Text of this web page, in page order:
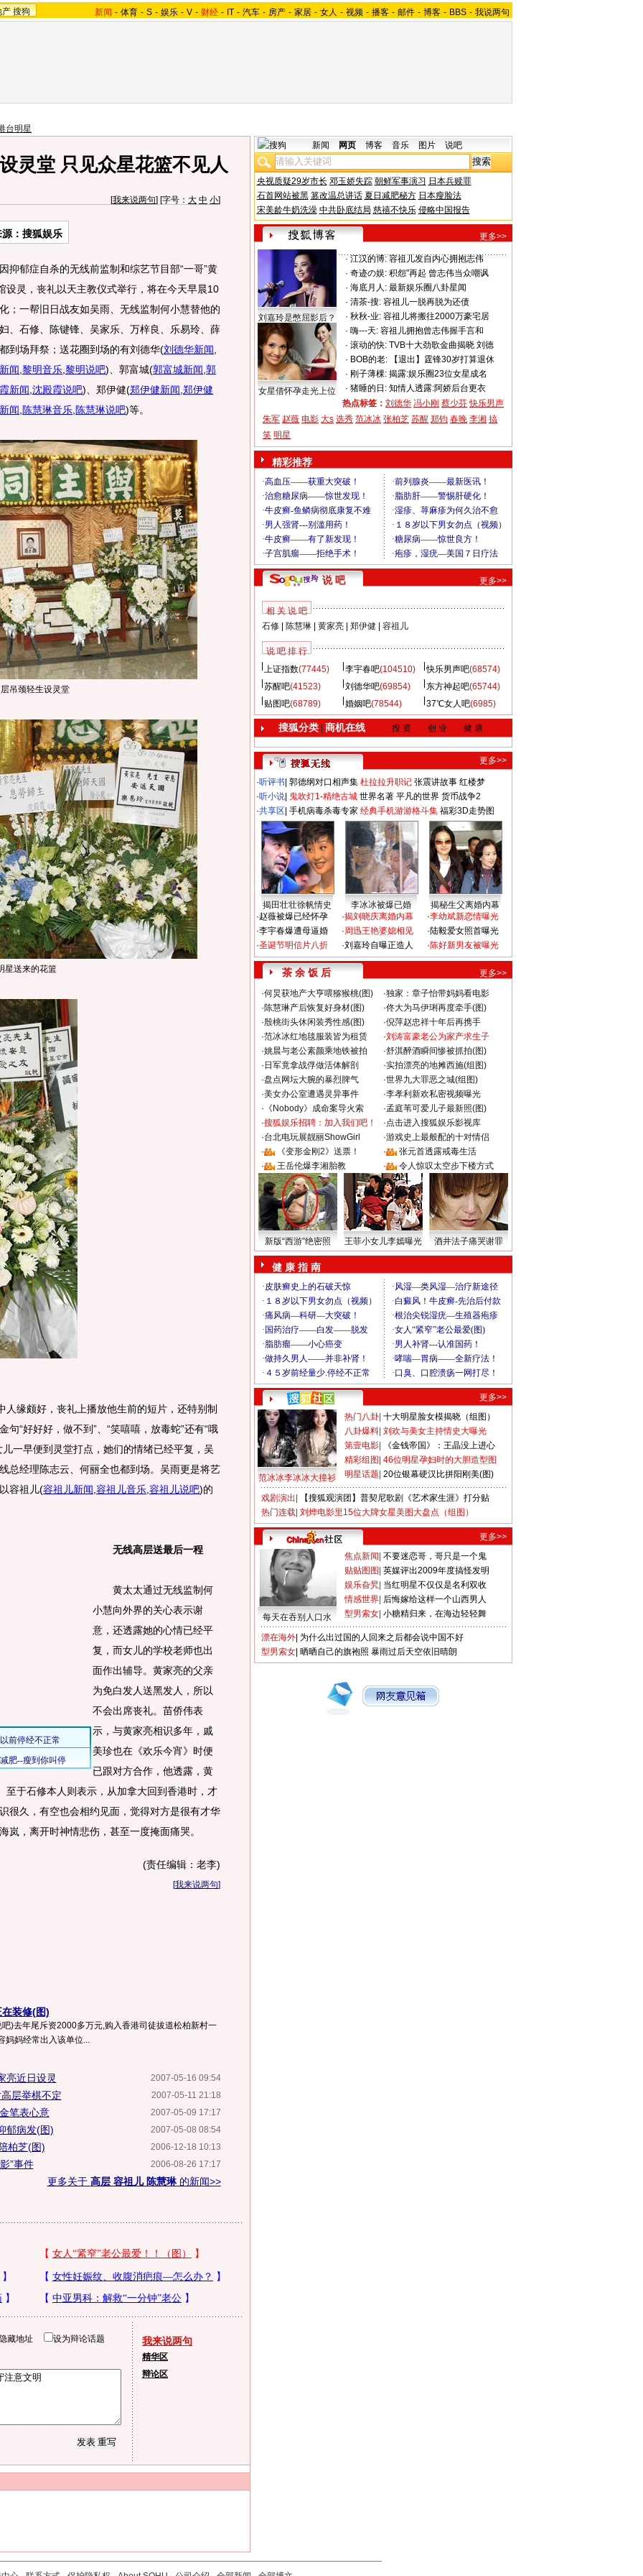
产 搜狗 新闻 - 体育 - S - 娱乐 - V - 财经 - IT - 汽车 - 房产 - 家居 - 女人 - 视频 - 播客 - 邮件 - 博客 - BBS - 我说两句
台明星
灵堂 只见众星花篮不见人
[我来说两句] [字号： 大 中 小]
源：搜狐娱乐
郁症自杀的无线前监制和综艺节目部“一哥”黄
设灵，丧礼以天主教仪式举行，将在今天早晨10
；一帮旧日战友如吴雨、无线监制何小慧替他的
、石修、陈键锋、吴家乐、万梓良、乐易玲、薛
到场拜祭；送花圈到场的有刘德华(刘德华新闻
闻 黎明音乐 黎明说吧) 、郭富城(郭富城新闻 郭
新闻 沈殿霞说吧) 、郑伊健(郑伊健新闻 郑伊健
闻 陈慧琳音乐 陈慧琳说吧)等。
吊颈轻生设灵堂
星送来的花篮
缘颇好，丧礼上播放他生前的短片，还特别制
“好好好，做不到”、“笑嘻嘻，放毒蛇”还有“哦
一早便到灵堂打点，她们的情绪已经平复，吴
总经理陈志云、何丽全也都到场。吴雨更是将艺
容祖儿(容祖儿新闻 容祖儿音乐 容祖儿说吧)的
无线高层送最后一程
黄太太通过无线监制何
小慧向外界的关心表示谢
意，还透露她的心情已经平
复，而女儿的学校老师也出
面作出辅导。黄家亮的父亲
为免白发人送黑发人，所以
不会出席丧礼。苗侨伟表
示，与黄家亮相识多年，戚
美珍也在《欢乐今宵》时便
已跟对方合作，他透露，黄
至于石修本人则表示，从加拿大回到香港时，才
很久，有空也会相约见面，觉得对方是很有才华
岚，离开时神情悲伤，甚至一度掩面痛哭。
(责任编辑：老李)
[我来说两句]
装修(图)
)去年尾斥资2000多万元,购入香港司徒拔道松柏新村一
妈妈经常出入该单位...
2007-05-16 09:54
亮近日设灵
2007-05-11 21:18
层举棋不定
2007-05-09 17:17
笔表心意
2007-05-08 08:54
郁病发(图)
2006-12-18 10:13
柏芝(图)
2006-08-26 17:17
”事件
更多关于 高层 容祖儿 陈慧琳的新闻>>
藏地址 设为辩论话题 我来说两句
精华区
辩论区
新闻 网页 博客 音乐 图片 说吧
央视质疑29岁市长 邓玉娇失踪 朝鲜军事演习 日本兵赎罪
石首网站被黑 篡改温总讲话 夏日减肥秘方 日本瘦脸法
宋美龄牛奶洗澡 中共卧底结局 慈禧不快乐 侵略中国报告
更多>>
刘嘉玲是憋屈影后？
女星借怀孕走光上位
· 江汉的博: 容祖儿发自内心拥抱志伟
· 奇迹の娱: 积怨"再起 曾志伟当众嘲讽
· 海底月人: 最新娱乐圈八卦星闻
· 清茶-搜: 容祖儿一脱再脱为还债
· 秋秋-业: 容祖儿将搬往2000万豪宅居
· 嗨---天: 容祖儿拥抱曾志伟握手言和
· 滚动的快: TVB十大劲歌金曲揭晓 刘德
· BOB的老:
【退出】霆锋30岁打算退休
· 刚子薄棵: 揭露:娱乐圈23位女星成名
· 猪睡的日: 知情人透露:阿娇后台更衣
热点标签： 刘德华 冯小刚 蔡少芬 快乐男声
朱军 赵薇 电影 大s 选秀 范冰冰 张柏芝 苏醒 郑钧 春晚 李湘 搞
笑 明星
精彩推荐
说 吧 更多>>
相 关 说 吧
石修| 陈慧琳| 黄家亮| 郑伊健 容祖儿
说 吧 排 行
上证指数(77445) 李宇春吧(104510) 快乐男声吧(68574)
苏醒吧(41523) 刘德华吧(69854) 东方神起吧(65744)
贴图吧(68789) 婚姻吧(78544) 37℃女人吧(6985)
搜狐分类| 商机在线 投 资 创 业 健 康
更多>>
·听评书 郭德纲对口相声集 杜拉拉升职记 张震讲故事 红楼梦
·听小说 鬼吹灯1-精绝古城 世界名著 平凡的世界 货币战争2
·共享区 手机病毒杀毒专家 经典手机游游格斗集 福彩3D走势图
揭田壮壮徐帆情史 李冰冰被爆已婚
揭秘生父离婚内幕
·赵薇被爆已经怀孕
·李宇春爆遭母逼婚
·圣诞节明信片八折
·揭刘晓庆离婚内幕
·周迅王艳婆媳相见
·刘嘉玲自曝正造人
·李幼斌新恋情曝光
·陆毅爱女照首曝光
·陈好新男友被曝光
茶 余 饭 后
更多>>
·何炅获地产大亨喂猕猴桃(图) ·独家：章子怡带妈妈看电影
·陈慧琳产后恢复好身材(图) ·佟大为马伊琍再度牵手(图)
·殷桃街头休闲装秀性感(图) ·倪萍赵忠祥十年后再携手
·范冰冰红地毯服装皆为租赁 ·刘涛富豪老公为家产求生子
·姚晨与老公素颜乘地铁被拍 ·舒淇醉酒瞬间惨被抓拍(图)
· 日军竟拿战俘做活体解剖 ·实拍漂亮的地摊西施(组图)
·盘点网坛大腕的暴烈脾气 ·世界九大罪恶之城(组图)
·美女办公室遭遇灵异事件 ·李孝利新欢私密视频曝光
· 《Nobody》成命案导火索 ·孟庭苇可爱儿子最新照(图)
·搜狐娱乐招聘：加入我们吧！ ·点击进入搜狐娱乐影视库
·台北电玩展靓丽ShowGirl ·游戏史上最般配的十对情侣
·
《变形金刚2》送票！ ·
张元首透露戒毒生活
·
王岳伦爆李湘胎教 · 令人惊叹太空步下楼方式
新版“西游”绝密照 王菲小女儿李嫣曝光 酒井法子痛哭谢罪
健 康 指 南
更多>>
范冰冰李冰冰大撞衫
热门八卦 十大明星脸女模揭晓（组图）
八卦爆料 刘欢与美女主持情史大曝光
第壹电影
《金钱帝国》：王晶没上进心
精彩组图 46位明星孕妇时的大胆造型图
明星话题 20位银幕硬汉比拼阳刚美(图)
戏剧演出
【搜狐观演团】普契尼歌剧《艺术家生涯》打分贴
热门连载 刘烨电影里15位大牌女星美图大盘点（组图）
更多>>
每天在吞别人口水
焦点新闻 不要迷恋哥，哥只是一个鬼
贴贴图图 英媒评出2009年度搞怪发明
娱乐旮旯 当红明星不仅仅是名利双收
情感世界 后悔嫁给这样一个山西男人
型男索女 小糖精归来，在海边轻轻舞
漂在海外 为什么出过国的人回来之后都会说中国不好
型男索女 晒晒自己的旗袍照 暴雨过后天空依旧晴朗